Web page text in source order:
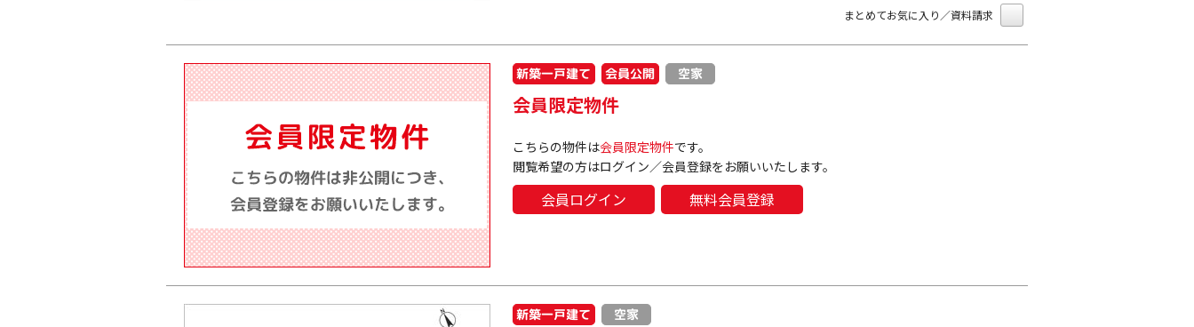
まとめてお気に入り／資料請求
新築一戸建て 会員公開 空家
会員限定物件
こちらの物件は会員限定物件です。
閲覧希望の方はログイン／会員登録をお願いいたします。
会員ログイン 無料会員登録
新築一戸建て 空家